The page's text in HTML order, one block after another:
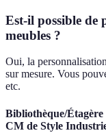
Est-il possible de
meubles ?
Oui, la
sur mesure. Vous
etc.
Bibliothèque/Étagère
CM de Style